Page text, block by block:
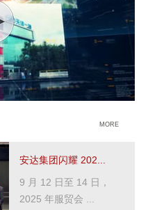
MORE
安达集团闪耀 202...
9 月 12 日至 14 日，
2025 年服贸会 ...